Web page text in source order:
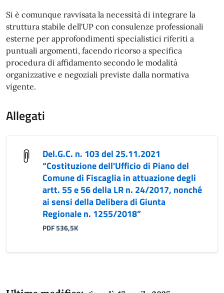
Si è comunque ravvisata la necessità di integrare la
struttura stabile dell'UP con consulenze professionali
esterne per approfondimenti specialistici riferiti a
puntuali argomenti, facendo ricorso a specifica
procedura di affidamento secondo le modalità
organizzative e negoziali previste dalla normativa
vigente.
Allegati
Del.G.C. n. 103 del 25.11.2021
“Costituzione dell'Ufficio di Piano del
Comune di Fiscaglia in attuazione degli
artt. 55 e 56 della LR n. 24/2017, nonché
ai sensi della Delibera di Giunta
Regionale n. 1255/2018”
PDF 536,5K